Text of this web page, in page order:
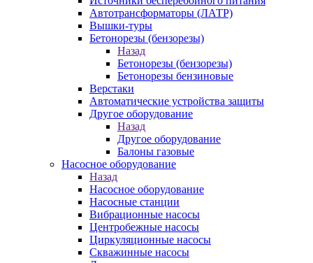
Автотрансформаторы (ЛАТР)
Вышки-туры
Бетонорезы (бензорезы)
Назад
Бетонорезы (бензорезы)
Бетонорезы бензиновые
Верстаки
Автоматические устройства защиты
Другое оборудование
Назад
Другое оборудование
Балоны газовые
Насосное оборудование
Назад
Насосное оборудование
Насосные станции
Вибрационные насосы
Центробежные насосы
Циркуляционные насосы
Скважинные насосы